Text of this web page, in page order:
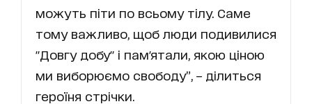
можуть піти по всьому тілу. Саме
тому важливо, щоб люди подивилися
"Довгу добу" і пам'ятали, якою ціною
ми виборюємо свободу”, – ділиться
героїня стрічки.